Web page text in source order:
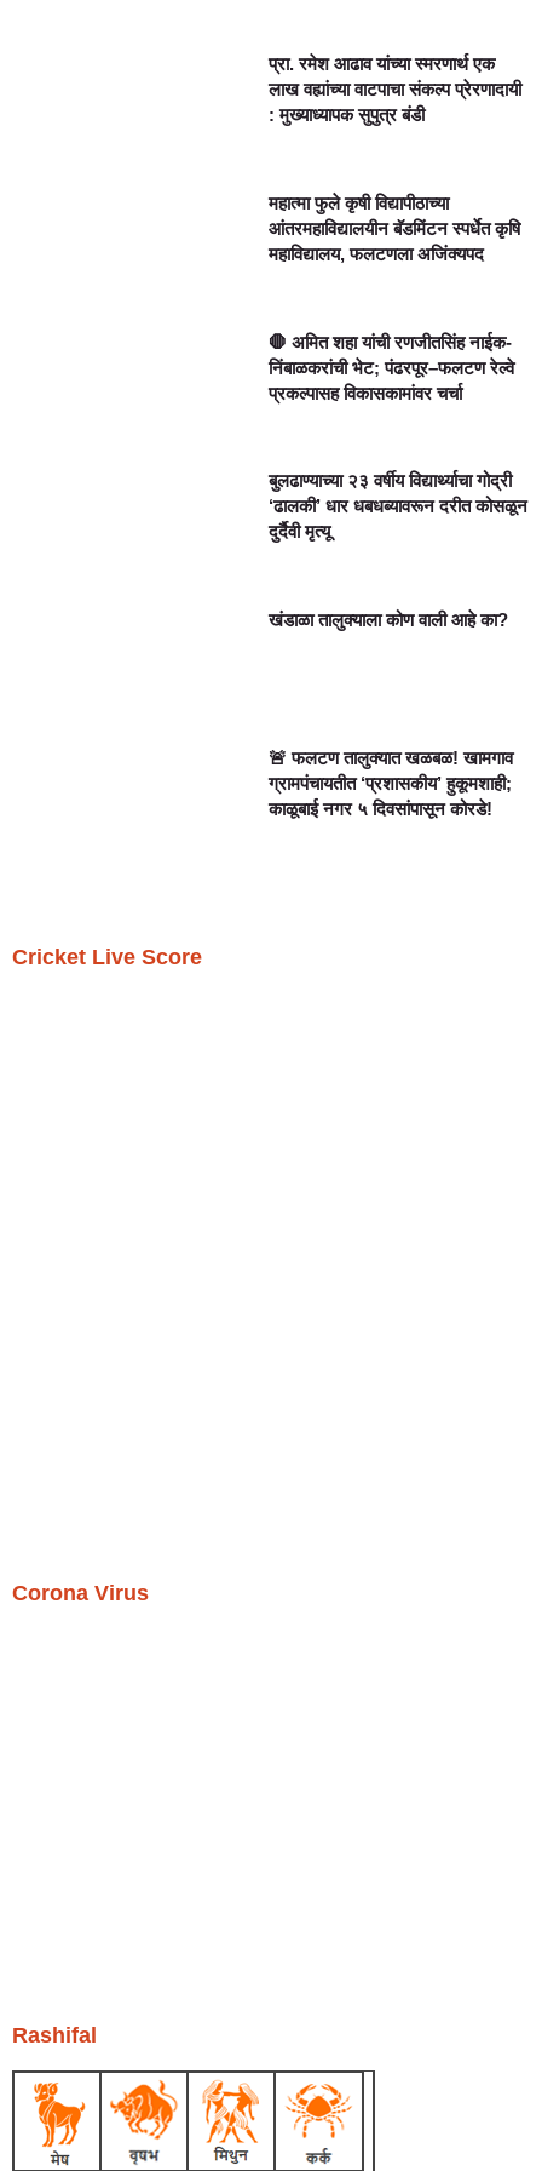
प्रा. रमेश आढाव यांच्या स्मरणार्थ एक
लाख वह्यांच्या वाटपाचा संकल्प प्रेरणादायी
: मुख्याध्यापक सुपुत्र बंडी
महात्मा फुले कृषी विद्यापीठाच्या
आंतरमहाविद्यालयीन बॅडमिंटन स्पर्धेत कृषि
महाविद्यालय, फलटणला अजिंक्यपद
🛑 अमित शहा यांची रणजीतसिंह नाईक-
निंबाळकरांची भेट; पंढरपूर–फलटण रेल्वे
प्रकल्पासह विकासकामांवर चर्चा
बुलढाण्याच्या २३ वर्षीय विद्यार्थ्याचा गोद्री
‘ढालकी’ धार धबधब्यावरून दरीत कोसळून
दुर्दैवी मृत्यू
खंडाळा तालुक्याला कोण वाली आहे का?
🚨 फलटण तालुक्यात खळबळ! खामगाव
ग्रामपंचायतीत ‘प्रशासकीय’ हुकूमशाही;
काळूबाई नगर ५ दिवसांपासून कोरडे!
Cricket Live Score
Corona Virus
Rashifal